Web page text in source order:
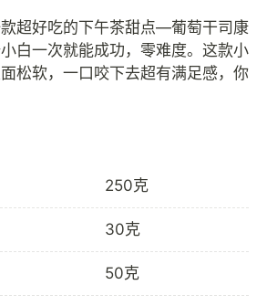
超好吃的下午茶甜点—葡萄干司康
白一次就能成功，零难度。这款小
松软，一口咬下去超有满足感，你
250克
30克
50克